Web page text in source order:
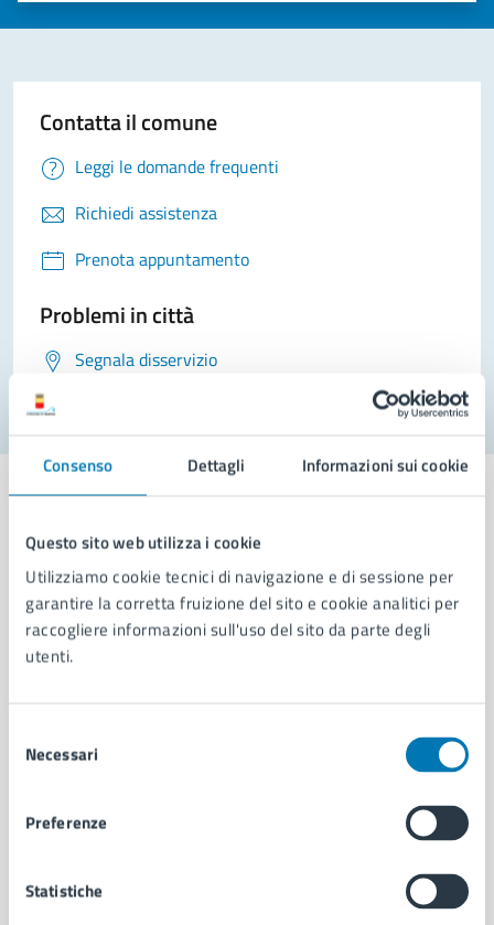
Consenso Dettagli Informazioni sui cookie
Questo sito web utilizza i cookie
Utilizziamo cookie tecnici di navigazione e di sessione per
garantire la corretta fruizione del sito e cookie analitici per
raccogliere informazioni sull'uso del sito da parte degli
utenti.
delNecessari
Preferenze
Statistiche
Contatta il comune
Leggi le domande frequenti
Richiedi assistenza
Prenota appuntamento
Problemi in città
Segnala disservizio
Comune di Napoli
AMMINISTRAZIONE
Uffici
Personale amministrativo
Intranet, posta aziendale e protocollo